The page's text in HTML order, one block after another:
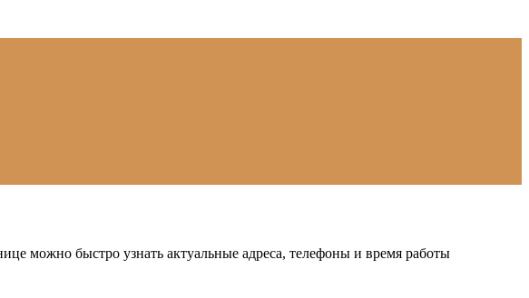
можно быстро узнать актуальные адреса, телефоны и время работы